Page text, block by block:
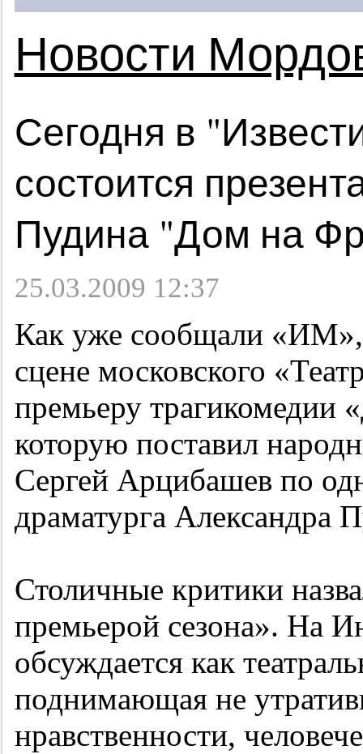
Новости
Сегодня в
состоится
Пудина "Дом на
25.03.2009 12:37
Как уже сообщали
сцене московского
премьеру трагикомедии
которую поставил
Сергей Арцибашев по
драматурга Александра
Столичные критики
премьерой сезона». На
обсуждается как
поднимающая не
нравственности,